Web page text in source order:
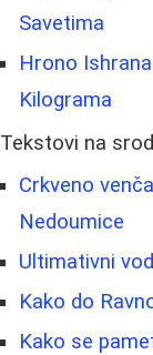
Savetima
Hrono
Kilograma
Tekstovi na
Crkveno
Nedoumice
Ultimativni
Kako do
Kako se